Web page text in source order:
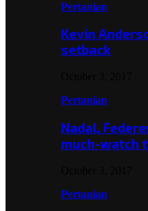
Pertanian
Kevin
setback
Pertanian
Nadal,
much-watch
Pertanian